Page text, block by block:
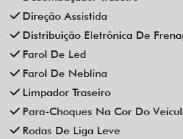
Trio Elétrico
Vidros Elétricos
Vidros Elétricos Nas 4P
Volante Escamoteável